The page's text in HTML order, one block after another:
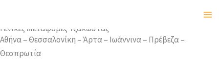
περιεχόμενο
Γενικές Μεταφορές Τζακώστας
Αθήνα – Θεσσαλονίκη – Άρτα – Ιωάννινα – Πρέβεζα –
Θεσπρωτία